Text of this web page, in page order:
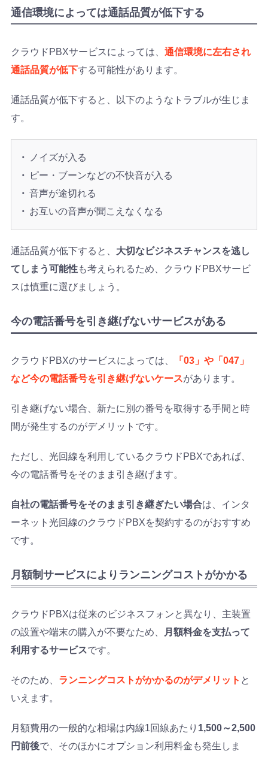
通信環境によっては通話品質が低下する
クラウドPBXサービスによっては、 通信環境に左右され
通話品質が低下する可能性があります。
通話品質が低下すると、以下のようなトラブルが生じま
す。
ノイズが入る
ピー・ブーンなどの不快音が入る
音声が途切れる
お互いの音声が聞こえなくなる
通話品質が低下すると、 大切なビジネスチャンスを逃し
てしまう可能性も考えられるため、クラウドPBXサービ
スは慎重に選びましょう。
今の電話番号を引き継げないサービスがある
クラウドPBXのサービスによっては、
「03」や「047」
など今の電話番号を引き継げないケースがあります。
引き継げない場合、新たに別の番号を取得する手間と時
間が発生するのがデメリットです。
ただし、光回線を利用しているクラウドPBXであれば、
今の電話番号をそのまま引き継げます。
自社の電話番号をそのまま引き継ぎたい場合は、インタ
ーネット光回線のクラウドPBXを契約するのがおすすめ
です。
月額制サービスによりランニングコストがかかる
クラウドPBXは従来のビジネスフォンと異なり、主装置
の設置や端末の購入が不要なため、
月額料金を支払って
利用するサービスです。
そのため、 ランニングコストがかかるのがデメリット と
いえます。
月額費用の一般的な相場は内線1回線あたり 1,500～2,500
円前後で、そのほかにオプション利用料金も発生しま